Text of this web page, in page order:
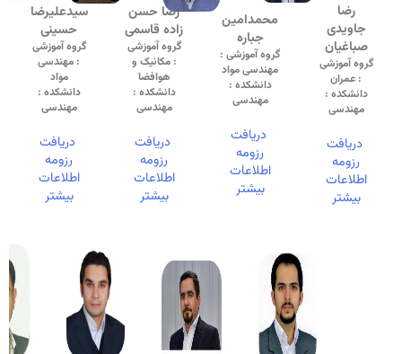
رضا
جاویدی
صباغیان
گروه آموزشی
: عمران
دانشکده :
مهندسی
دریافت
رزومه
اطلاعات
بیشتر
محمدامین
جباره
گروه آموزشی :
مهندسی مواد
دانشکده :
مهندسی
دریافت
رزومه
اطلاعات
بیشتر
رضا حسن
زاده قاسمی
گروه آموزشی
: مکانیک و
هوافضا
دانشکده :
مهندسی
دریافت
رزومه
اطلاعات
بیشتر
سیدعلیرضا
حسینی
گروه آموزشی
: مهندسی
مواد
دانشکده :
مهندسی
دریافت
رزومه
اطلاعات
بیشتر